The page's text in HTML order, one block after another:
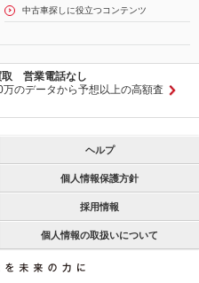
中古車探しに役立つコンテンツ
取 営業電話なし
万のデータから予想以上の高額査
ヘルプ
個人情報保護方針
採用情報
個人情報の取扱いについて